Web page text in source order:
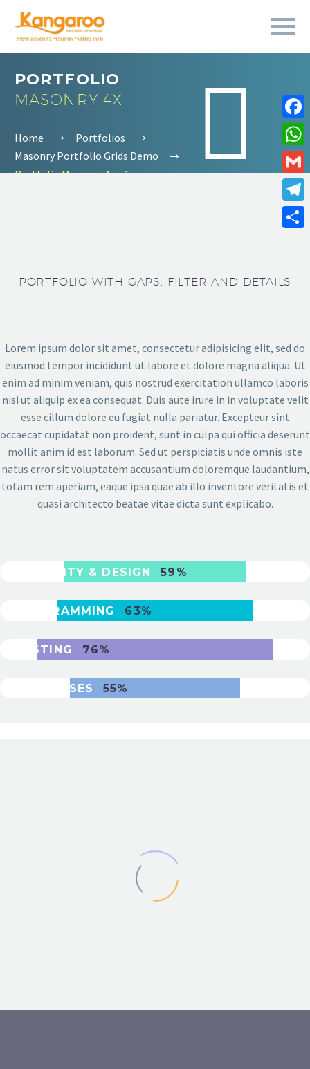


PORTFOLIO
MASONRY 4X
Home
Portfolios
Masonry Portfolio Grids Demo
Portfolio Masonry 4x – 1
PORTFOLIO WITH GAPS, FILTER AND DETAILS
Lorem ipsum dolor sit amet, consectetur adipisicing elit, sed do
eiusmod tempor incididunt ut labore et dolore magna aliqua. Ut
enim ad minim veniam, quis nostrud exercitation ullamco laboris
nisi ut aliquip ex ea consequat. Duis aute irure in in voluptate velit
esse cillum dolore eu fugiat nulla pariatur. Excepteur sint
occaecat cupidatat non proident, sunt in culpa qui officia deserunt
mollit anim id est laborum. Sed ut perspiciatis unde omnis iste
natus error sit voluptatem accusantium doloremque laudantium,
totam rem aperiam, eaque ipsa quae ab illo inventore veritatis et
quasi architecto beatae vitae dicta sunt explicabo.
USABILITY & DESIGN 59%
PROGRAMMING 63%
TESTING 76%
DATABASES 55%